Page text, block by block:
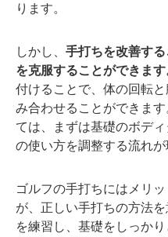
ります。
しかし、 手打ちを改善す
を克服することができます
付けることで、体の回転
み合わせることができま
ては、まずは基礎のボデ
の使い方を調整する流れが
ゴルフの手打ちにはメリ
が、正しい手打ちの方法
を練習し、基礎をしっか